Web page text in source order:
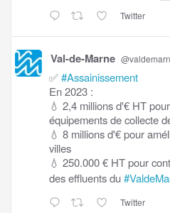
Twitter
Val-de-Marne
✅#Assainissement
En 2023 :
💧 2,4 millions d'€ HT
équipements de collecte
💧 8 millions d'€ pour
villes
💧 250.000 € HT pour
des effluents du
Twitter